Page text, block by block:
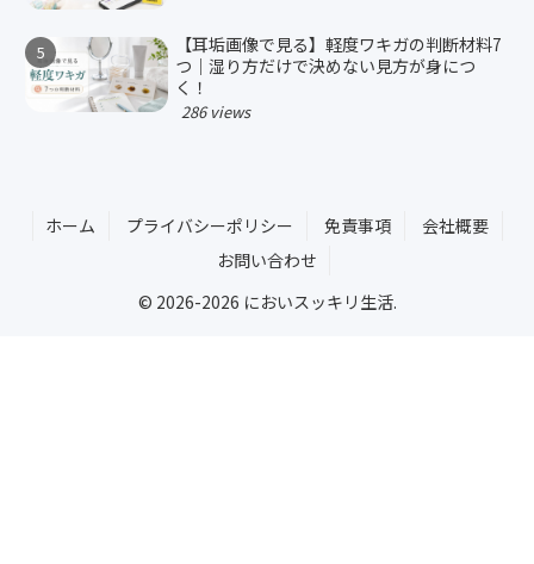
【耳垢画像で見る】軽度ワキガの判断材料7
つ｜湿り方だけで決めない見方が身につ
く！
286 views
ホーム プライバシーポリシー 免責事項
会社概要
お問い合わせ
© 2026-2026 においスッキリ生活.